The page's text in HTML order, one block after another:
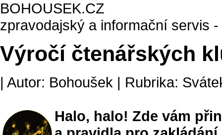
BOHOUSEK.CZ
zpravodajský a informační servis
Výročí čtenářských
| Autor: Bohoušek | Rubrika:
Halo, halo! Zde vám